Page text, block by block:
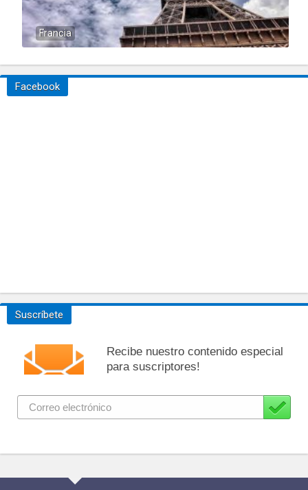
Francia
Facebook
Suscríbete
Recibe nuestro contenido especial
para suscriptores!